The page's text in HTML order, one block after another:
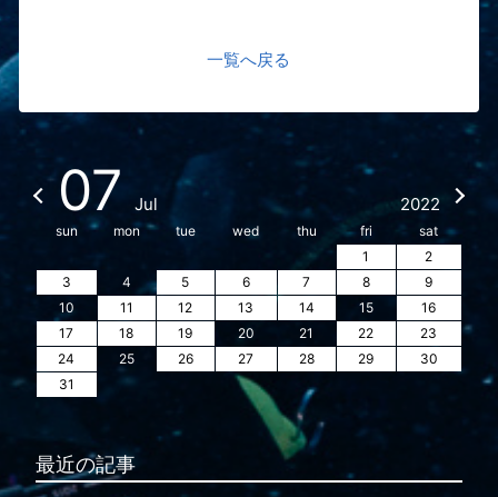
一覧へ戻る
07 Jul 2022
sun mon tue wed thu fri
sat
1
2
3
4 5 6 7 8
9
10
11 12 13 14 15
16
17
18 19 20 21 22
23
24
25 26 27 28 29
30
31
最近の記事